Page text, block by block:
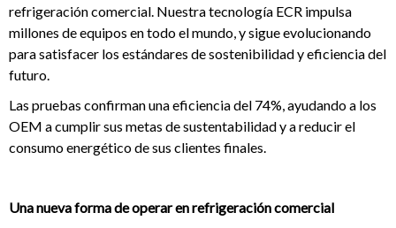
refrigeración comercial. Nuestra tecnología ECR impulsa
millones de equipos en todo el mundo, y sigue evolucionando
para satisfacer los estándares de sostenibilidad y eficiencia del
futuro.
Las pruebas confirman una eficiencia del 74%, ayudando a los
OEM a cumplir sus metas de sustentabilidad y a reducir el
consumo energético de sus clientes finales.
Una nueva forma de operar en refrigeración comercial